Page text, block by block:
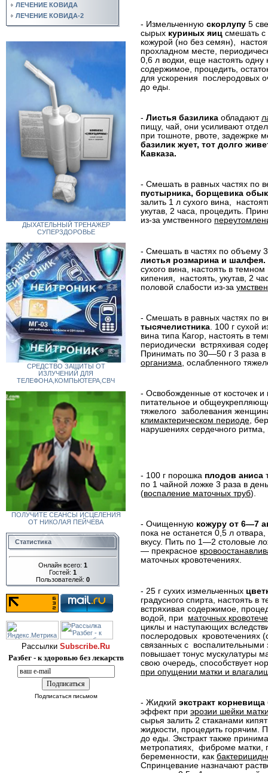
ЛЕЧЕНИЕ КОВИДА
ЛЕЧЕНИЕ КОВИДА-2
ДЫХАТЕЛЬНЫЙ ТРЕНАЖЕР
СУПЕРЗДОРОВЬЕ
СРЕДСТВО ЗАЩИТЫ ОТ
ИЗЛУЧЕНИЙ ДЛЯ
ТЕЛЕФОНА,КОМПЬЮТЕРА,СВЧ
ПОЛУЧИТЕ СЕАНСЫ ИСЦЕЛЕНИЯ
ОТ НИКОЛАЯ ПЕЙЧЕВА
Статистика
Онлайн всего: 1
Гостей: 1
Пользователей: 0
Рассылки Subscribe.Ru
Разбег - к здоровью без лекарств
Подписаться письмом
- Измельченную скорлупу 5
сырых куриных яиц смешать
кожурой (но без семян),
прохладном месте,
0,6 л водки, еще настоять
содержимое, процедить,
для ускорения
послеродовых
до еды.
- Листья базилика обладают
пищу, чай, они усиливают
при тошноте, рвоте, задежрке
базилик жует, тот долго
Кавказа.
- Смешать в равных частях по
пустырника, борщевика
залить 1 л сухого вина,
укутав, 2 часа, процедить.
из-за умственного
- Смешать в частях по объему
листья розмарина и шалфея.
сухого вина, настоять в
кипения,
настоять, укутав, 2
половой слабости из-за
- Смешать в равных частях по
тысячелистника . 100 г сухой
вина типа Кагор, настоять в
периодически
встряхивая
Принимать по 30—50 г 3 раза
организма , ослабленного
- Освобожденные от косточек
питательное и
тяжелого заболевания
климактерическом периоде,
нарушениях сердечного
- 100 г порошка плодов аниса
по 1 чайной ложке 3 раза в
(воспаление маточных труб).
- Очищенную кожуру от 6—7
пока не останется 0,5 л отвара,
вкусу. Пить по 1—2 столовые
— прекрасное
маточных кровотечениях.
- 25 г сухих измельченных
градусного спирта, настоять
встряхивая содержимое,
водой, при
маточных
циклы и наступающих
послеродовых кровотечениях
связанных с
повышает тонус мускулатуры
свою очередь, способствует
при опущении матки и
- Жидкий экстракт корневища
эффект при эрозии шейки
сырья залить 2 стаканами
жидкости, процедить горячим.
до еды. Экстракт также
метропатиях, фиброме матки,
беременности, как
Спринцевание назначают